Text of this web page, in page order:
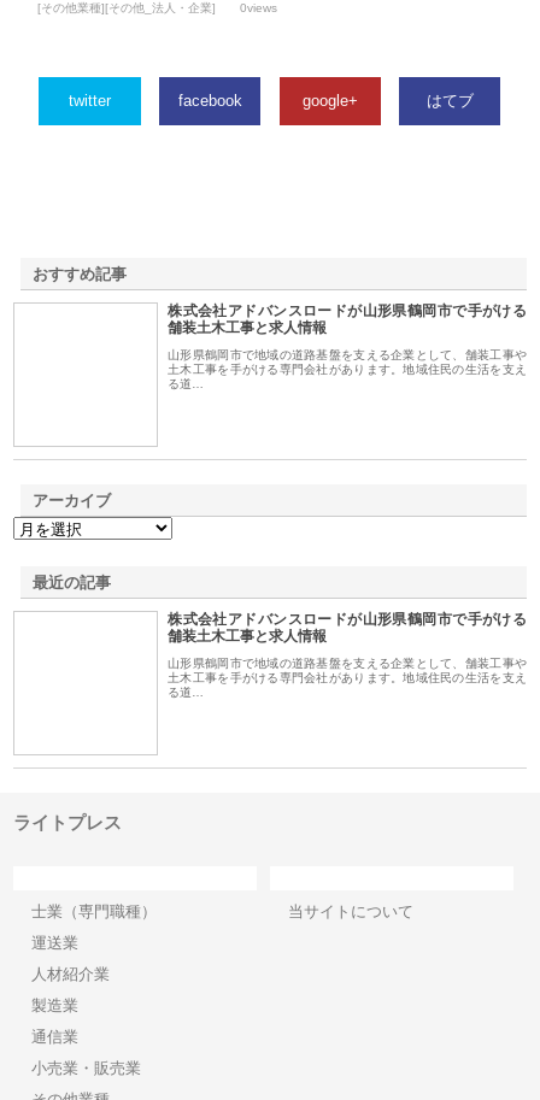
[その他業種][その他_法人・企業] 0views
twitter facebook google+ はてブ
おすすめ記事
株式会社アドバンスロードが山形県鶴岡市で手がける
舗装土木工事と求人情報
山形県鶴岡市で地域の道路基盤を支える企業として、舗装工事や
土木工事を手がける専門会社があります。地域住民の生活を支え
る道…
アーカイブ
最近の記事
株式会社アドバンスロードが山形県鶴岡市で手がける
舗装土木工事と求人情報
山形県鶴岡市で地域の道路基盤を支える企業として、舗装工事や
土木工事を手がける専門会社があります。地域住民の生活を支え
る道…
ライトプレス
士業（専門職種）
運送業
人材紹介業
製造業
通信業
小売業・販売業
当サイトについて